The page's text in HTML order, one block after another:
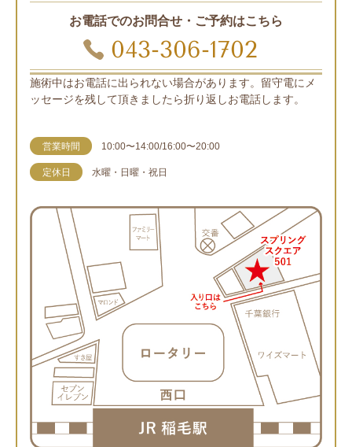
お電話でのお問合せ・ご予約はこちら
043-306-1702
施術中はお電話に出られない場合があります。留守電にメ
ッセージを残して頂きましたら折り返しお電話します。
営業時間 10:00〜14:00/16:00〜20:00
定休日 水曜・日曜・祝日